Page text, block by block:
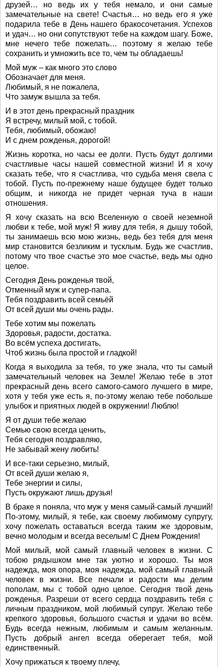
друзей… но ведь их у тебя немало, и они самые
замечательные на свете! Счастья… но ведь его я уже
подарила тебе в День нашего бракосочетания. Успехов
и удач… но они сопутствуют тебе на каждом шагу. Боже,
мне нечего тебе пожелать… поэтому я желаю тебе
сохранить и умножить все то, чем ты обладаешь!
Мой муж – как много это слово
Обозначает для меня.
Любимый, я не пожалела,
Что замуж вышла за тебя.
И в этот день прекрасный праздник
Я встречу, милый мой, с тобой.
Тебя, любимый, обожаю!
И с днем рожденья, дорогой!
Жизнь коротка, но часы ее долги. Пусть будут долгими
счастливые часы нашей совместной жизни! И я хочу
сказать тебе, что я счастлива, что судьба меня свела с
тобой. Пусть по-прежнему наше будущее будет только
общим, и никогда не придет черная туча в наши
отношения.
Я хочу сказать на всю Вселенную о своей неземной
любви к тебе, мой муж! Я живу для тебя, я дышу тобой,
ты занимаешь всю мою жизнь, ведь без тебя для меня
мир становится безликим и тусклым. Будь же счастлив,
потому что твое счастье это мое счастье, ведь мы одно
целое.
Сегодня День рожденья твой,
Отменный муж и супер-папа.
Тебя поздравить всей семьёй
От всей души мы очень рады.
Тебе хотим мы пожелать
Здоровья, радости, достатка.
Во всём успеха достигать,
Чтоб жизнь была простой и гладкой!
Когда я выходила за тебя, то уже знала, что ты самый
замечательный человек на Земле! Желаю тебе в этот
прекрасный день всего самого-самого лучшего в мире,
хотя у тебя уже есть я, по-этому желаю тебе побольше
улыбок и приятных людей в окружении! Люблю!
Я от души тебе желаю
Семью свою всегда ценить,
Тебя сегодня поздравляю,
Не забывай жену любить!
И все-таки серьезно, милый,
От всей души желаю я,
Тебе энергии и силы,
Пусть окружают лишь друзья!
В браке я поняла, что муж у меня самый-самый лучший!
По-этому, милый, я тебе, как своему любимому супругу,
хочу пожелать оставаться всегда таким же здоровым,
вечно молодым и всегда веселым! С Днем Рождения!
Мой милый, мой самый главный человек в жизни. С
тобою рядышком мне так уютно и хорошо. Ты моя
надежда, моя опора, моя надежда, мой самый главный
человек в жизни. Все печали и радости мы делим
пополам, мы с тобой одно целое. Сегодня твой день
рожденья. Разреши от всего сердца поздравить тебя с
личным праздником, мой любимый супруг. Желаю тебе
крепкого здоровья, большого счастья и удачи во всём.
Будь всегда нежным, любимым и самым желанным.
Пусть добрый ангел всегда оберегает тебя, мой
единственный.
Хочу прижаться к твоему плечу,